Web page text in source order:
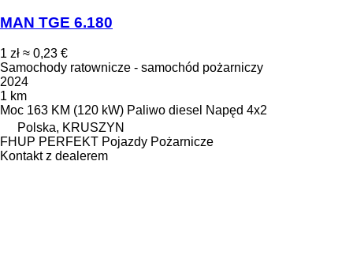
MAN TGE 6.180
1 zł ≈ 0,23 €
Samochody ratownicze - samochód pożarniczy
2024
1 km
Moc 163 KM (120 kW) Paliwo diesel Napęd 4x2
Polska, KRUSZYN
FHUP PERFEKT Pojazdy Pożarnicze
Kontakt z dealerem